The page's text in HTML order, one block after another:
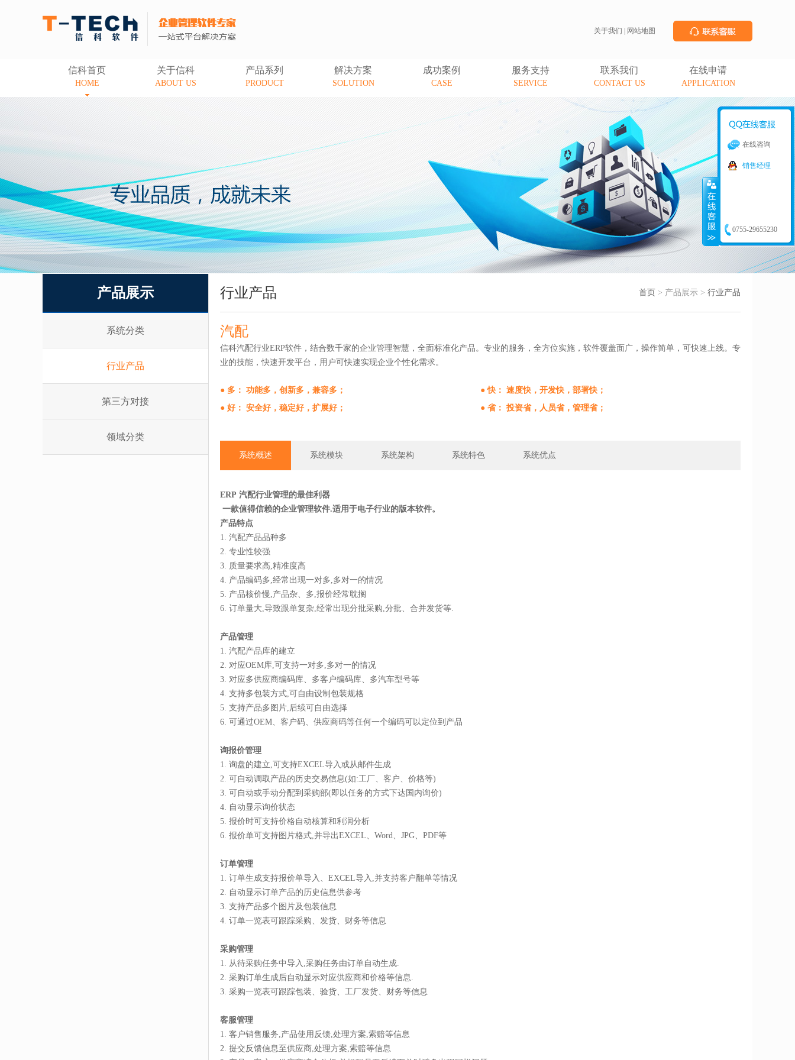
关于我们 网站地图
信科首页
HOME
关于信科
ABOUT US
产品系列
PRODUCT
解决方案
SOLUTION
成功案例
CASE
服务支持
SERVICE
联系我们
CONTACT US
在线申请
APPLICATION
产品展示
系统分类
行业产品
第三方对接
领域分类
首页 > 产品展示 > 行业产品
行业产品
汽配
信科汽配行业ERP软件，结合数千家的企业管理智慧，全面标准化产品。专业的服务，全方位实施，软件覆盖面广，操作简单，可快速上线。专
业的技能，快速开发平台，用户可快速实现企业个性化需求。
● 多： 功能多，创新多，兼容多；
● 快： 速度快，开发快，部署快；
● 好： 安全好，稳定好，扩展好；
● 省： 投资省，人员省，管理省；
系统概述 系统模块 系统架构 系统特色 系统优点
ERP 汽配行业管理的最佳利器
一款值得信赖的企业管理软件.适用于电子行业的版本软件。
产品特点
1. 汽配产品品种多
2. 专业性较强
3. 质量要求高,精准度高
4. 产品编码多,经常出现一对多,多对一的情况
5. 产品核价慢,产品杂、多,报价经常耽搁
6. 订单量大,导致跟单复杂,经常出现分批采购,分批、合并发货等.
产品管理
1. 汽配产品库的建立
2. 对应OEM库,可支持一对多,多对一的情况
3. 对应多供应商编码库、多客户编码库、多汽车型号等
4. 支持多包装方式,可自由设制包装规格
5. 支持产品多图片,后续可自由选择
6. 可通过OEM、客户码、供应商码等任何一个编码可以定位到产品
询报价管理
1. 询盘的建立,可支持EXCEL导入或从邮件生成
2. 可自动调取产品的历史交易信息(如:工厂、客户、价格等)
3. 可自动或手动分配到采购部(即以任务的方式下达国内询价)
4. 自动显示询价状态
5. 报价时可支持价格自动核算和利润分析
6. 报价单可支持图片格式,并导出EXCEL、Word、JPG、PDF等
订单管理
1. 订单生成支持报价单导入、EXCEL导入,并支持客户翻单等情况
2. 自动显示订单产品的历史信息供参考
3. 支持产品多个图片及包装信息
4. 订单一览表可跟踪采购、发货、财务等信息
采购管理
1. 从待采购任务中导入,采购任务由订单自动生成.
2. 采购订单生成后自动显示对应供应商和价格等信息.
3. 采购一览表可跟踪包装、验货、工厂发货、财务等信息
客服管理
1. 客户销售服务,产品使用反馈,处理方案,索赔等信息
2. 提交反馈信息至供应商,处理方案,索赔等信息
在线咨询
销售经理
0755-29655230